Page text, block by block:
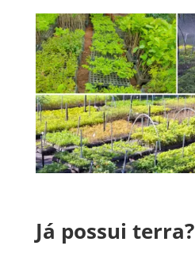
Já possui terra?